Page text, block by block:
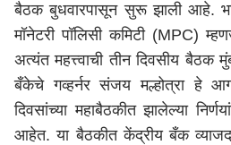
बैठक बुधवारपासून सुरू झाली आहे.
मॉनेटरी पॉलिसी कमिटी (MPC)
अत्यंत महत्त्वाची तीन दिवसीय बैठक
बँकेचे गव्हर्नर संजय मल्होत्रा हे
दिवसांच्या महाबैठकीत झालेल्या
आहेत. या बैठकीत केंद्रीय बँक